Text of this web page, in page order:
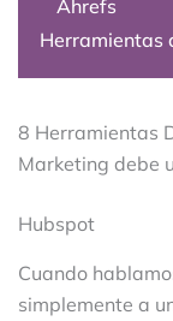
Ahrefs
Herramientas
8 Herramientas
Marketing debe
Hubspot
Cuando
simplemente a